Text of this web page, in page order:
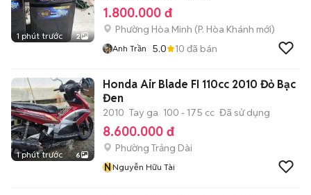
1 phút trước 2
1.800.000 đ
Phường Hòa Minh (P. Hòa Khánh mới)
Anh Trần 5.0 10 đã bán
1 phút trước 6
Honda Air Blade FI 110cc 2010 Đỏ Bạc
Đen
2010 Tay ga 100 - 175 cc Đã sử dụng
8.600.000 đ
Phường Trảng Dài
NNguyễn Hữu Tài